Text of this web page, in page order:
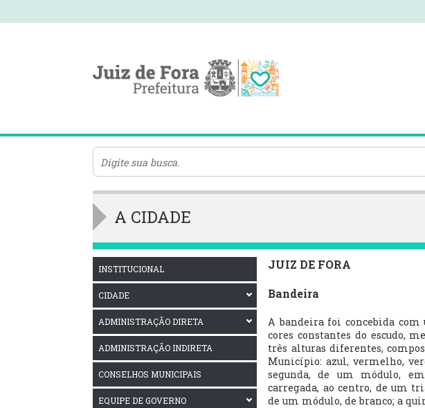
A CIDADE
INSTITUCIONAL
CIDADE
ADMINISTRAÇÃO DIRETA
ADMINISTRAÇÃO INDIRETA
CONSELHOS MUNICIPAIS
EQUIPE DE GOVERNO
JUIZ DE FORA
Bandeira
A bandeira foi concebida
cores constantes do escudo,
três alturas diferentes,
Município: azul, vermelho,
segunda, de um módulo,
carregada, ao centro, de um
de um módulo, de branco; a